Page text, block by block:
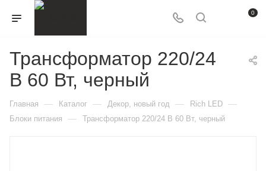
0
Трансформатор 220/24
В 60 Вт, черный
Главная — Каталог — Декор, новый год — Rich LED —
Блоки питания — Трансформатор 220/24 В 60 Вт, черный